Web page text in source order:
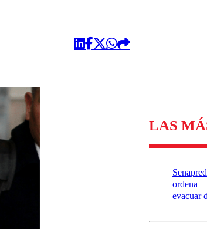
LAS
Senapred
ordena
evacuar
Carahue